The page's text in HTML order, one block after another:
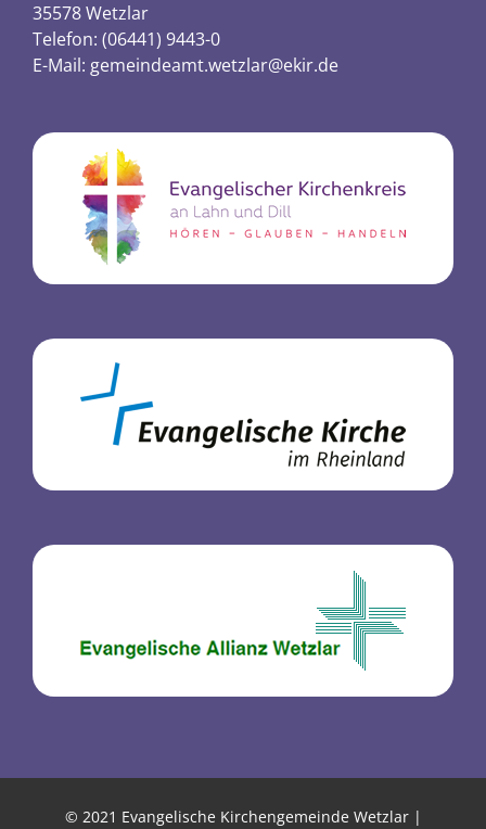
35578 Wetzlar
Telefon: (06441) 9443-0
E-Mail: gemeindeamt.wetzlar@ekir.de
© 2021 Evangelische Kirchengemeinde Wetzlar |